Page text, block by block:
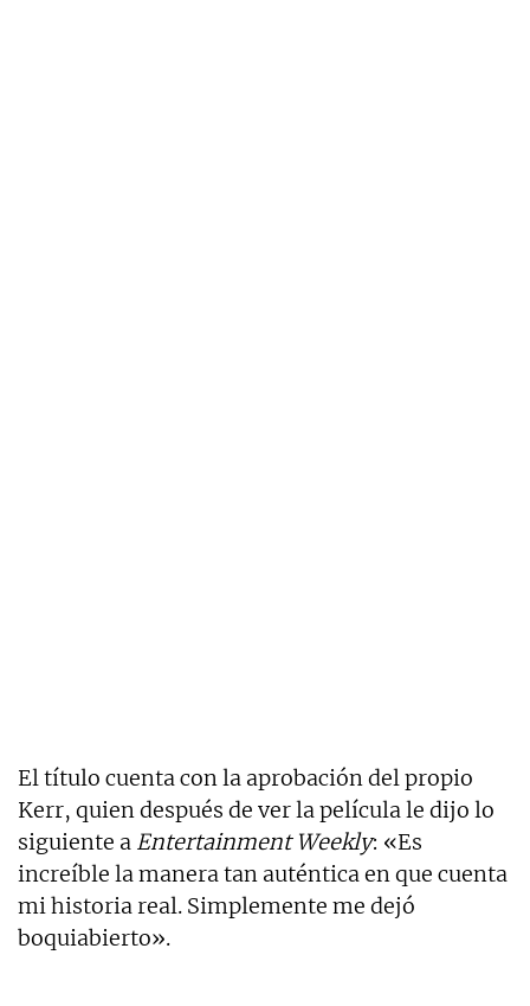
El título cuenta con la aprobación del propio
Kerr, quien después de ver la película le dijo lo
siguiente a Entertainment Weekly: «Es
increíble la manera tan auténtica en que cuenta
mi historia real. Simplemente me dejó
boquiabierto».